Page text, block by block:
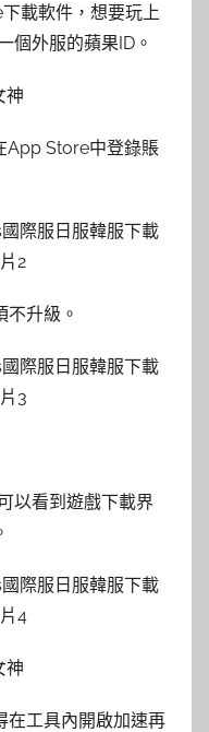
載軟件，想要玩上
個外服的蘋果ID。
神
App Store中登錄賬
升級。
以看到遊戲下載界
神
在工具內開啟加速再